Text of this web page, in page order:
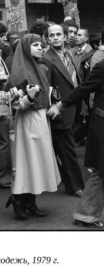
1979 г.